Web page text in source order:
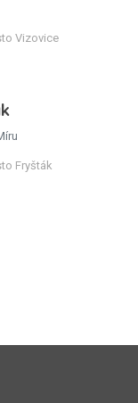
Vizovice
Fryšták